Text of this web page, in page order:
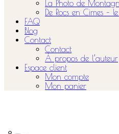
La Photo de
De Rocs en Cimes –
FAQ
Blog
Contact
Contact
À propos de l’auteur
Espace client
Mon compte
Mon panier